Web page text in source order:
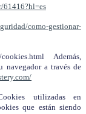
61416?hl=es
como-gestionar-
cookies.html Además,
navegador a través de
utilizadas en
que están siendo